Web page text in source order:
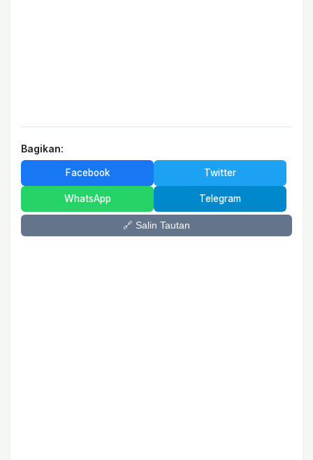
Bagikan:
Facebook Twitter
WhatsApp Telegram
🔗 Salin Tautan